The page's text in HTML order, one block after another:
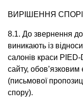
ВИРІШЕННЯ
8.1. До звернення
виникають із
салонів краси
сайту, обов’язковим
(письмової
спору).